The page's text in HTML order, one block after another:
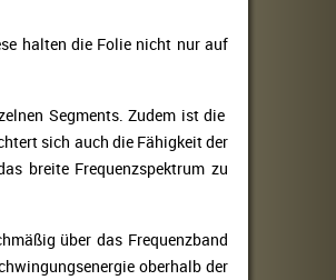
halten die Folie nicht nur auf
Segments. Zudem ist die
sich auch die Fähigkeit der
breite Frequenzspektrum zu
über das Frequenzband
oberhalb der